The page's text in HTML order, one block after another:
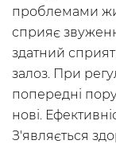
проблемами
сприяє
здатний
залоз. При
попередні
нові.
З'являється